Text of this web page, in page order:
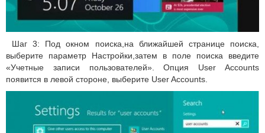
Шаг 3: Под окном поиска,на ближайшей странице поиска,
выберите параметр Настройки,затем в поле поиска введите
«Учетные записи пользователей». Опция User Accounts
появится в левой стороне, выберите User Accounts.